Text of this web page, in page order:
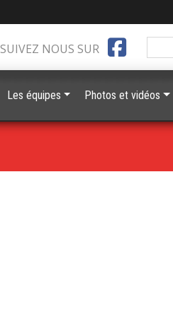
SUIVEZ NOUS SUR
Les équipes Photos et vidéos